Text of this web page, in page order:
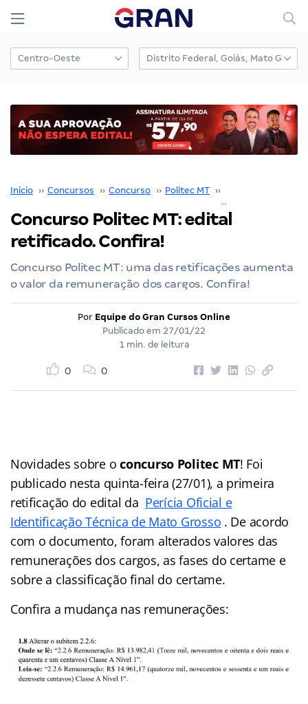
Início ›› Concursos ›› Concurso ›› Politec MT ››
Concurso Politec MT: edital
retificado. Confira!
Concurso Politec MT: uma das retificações aumenta
o valor da remuneração dos cargos. Confira!
Por Equipe do Gran Cursos Online
Publicado em 27/01/22
1 min. de leitura
0 0
Novidades sobre oconcurso Politec MT! Foi
publicado nesta quinta-feira (27/01), a primeira
retificação do edital da Perícia Oficial e
Identificação Técnica de Mato Grosso . De acordo
com o documento, foram alterados valores das
remunerações dos cargos, as fases do certame e
sobre a classificação final do certame.
Confira a mudança nas remunerações: